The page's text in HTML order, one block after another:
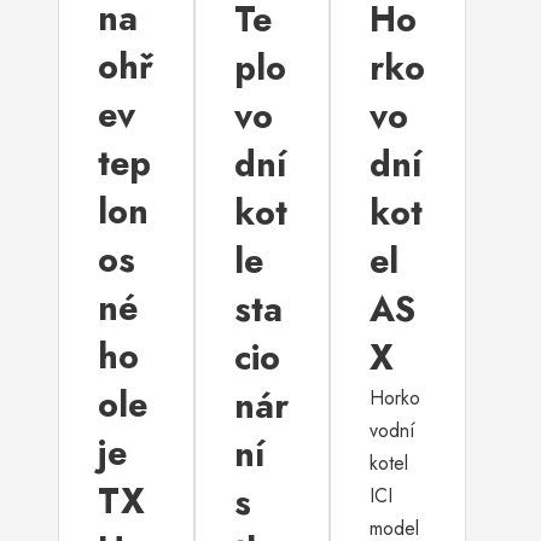
na
ohř
ev
tep
lon
os
né
ho
ole
je
TX
Te
plo
vo
dní
kot
le
sta
cio
nár
ní
s
Ho
rko
vo
dní
kot
el
AS
X
Horko
vodní
kotel
ICI
model